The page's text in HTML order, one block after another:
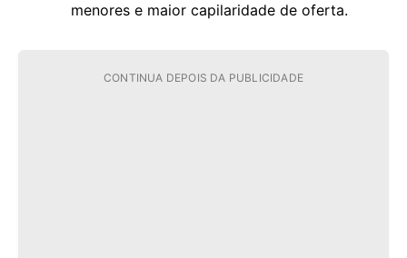
menores e maior capilaridade de oferta.
CONTINUA DEPOIS DA PUBLICIDADE